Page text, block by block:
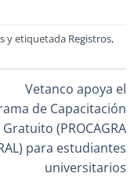
y etiquetada Registros,
Vetanco apoya el
de Capacitación
(PROCAGRA
para estudiantes
universitarios